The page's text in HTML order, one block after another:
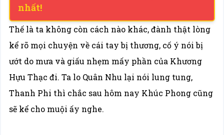
nhất!
Thế là ta không còn cách nào khác, đành thật lòng
kể rõ mọi chuyện về cái tay bị thương, cố ý nói bị
ướt do mưa và giấu nhẹm mấy phần của Khương
Hựu Thạc đi. Ta lo Quân Nhu lại nói lung tung,
Thanh Phi thì chắc sau hôm nay Khúc Phong cũng
sẽ kể cho muội ấy nghe.